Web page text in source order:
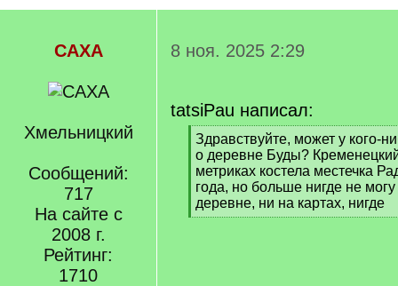
САХА
Хмельницкий
Сообщений:
717
На сайте с
2008 г.
Рейтинг:
1710
8 ноя. 2025 2:29
tatsiPau написал:
[
q
]
Здравствуйте, может у кого-
о деревне Буды?
метриках костела местечка
года, но больше нигде не
деревне, ни на картах, нигде
[